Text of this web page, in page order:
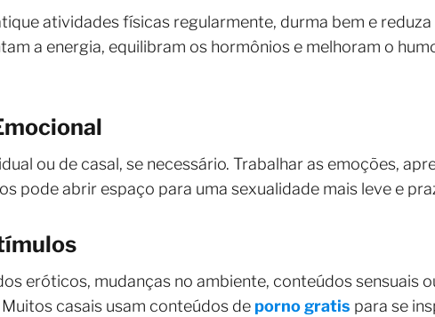
atividades físicas regularmente, durma bem e
a energia, equilibram os hormônios e melhoram o
ou de casal, se necessário. Trabalhar as emoções,
pode abrir espaço para uma sexualidade mais leve e
eróticos, mudanças no ambiente, conteúdos sensuais
casais usam conteúdos de porno gratis para se